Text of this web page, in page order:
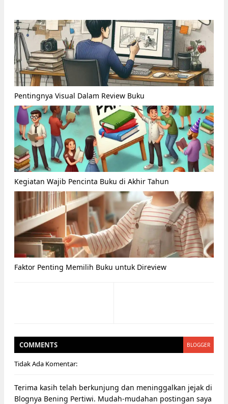
Pentingnya Visual Dalam Review Buku
Kegiatan Wajib Pencinta Buku di Akhir Tahun
Faktor Penting Memilih Buku untuk Direview
COMMENTS BLOGGER
Tidak Ada Komentar:
Terima kasih telah berkunjung dan meninggalkan jejak di
Blognya Bening Pertiwi. Mudah-mudahan postingan saya